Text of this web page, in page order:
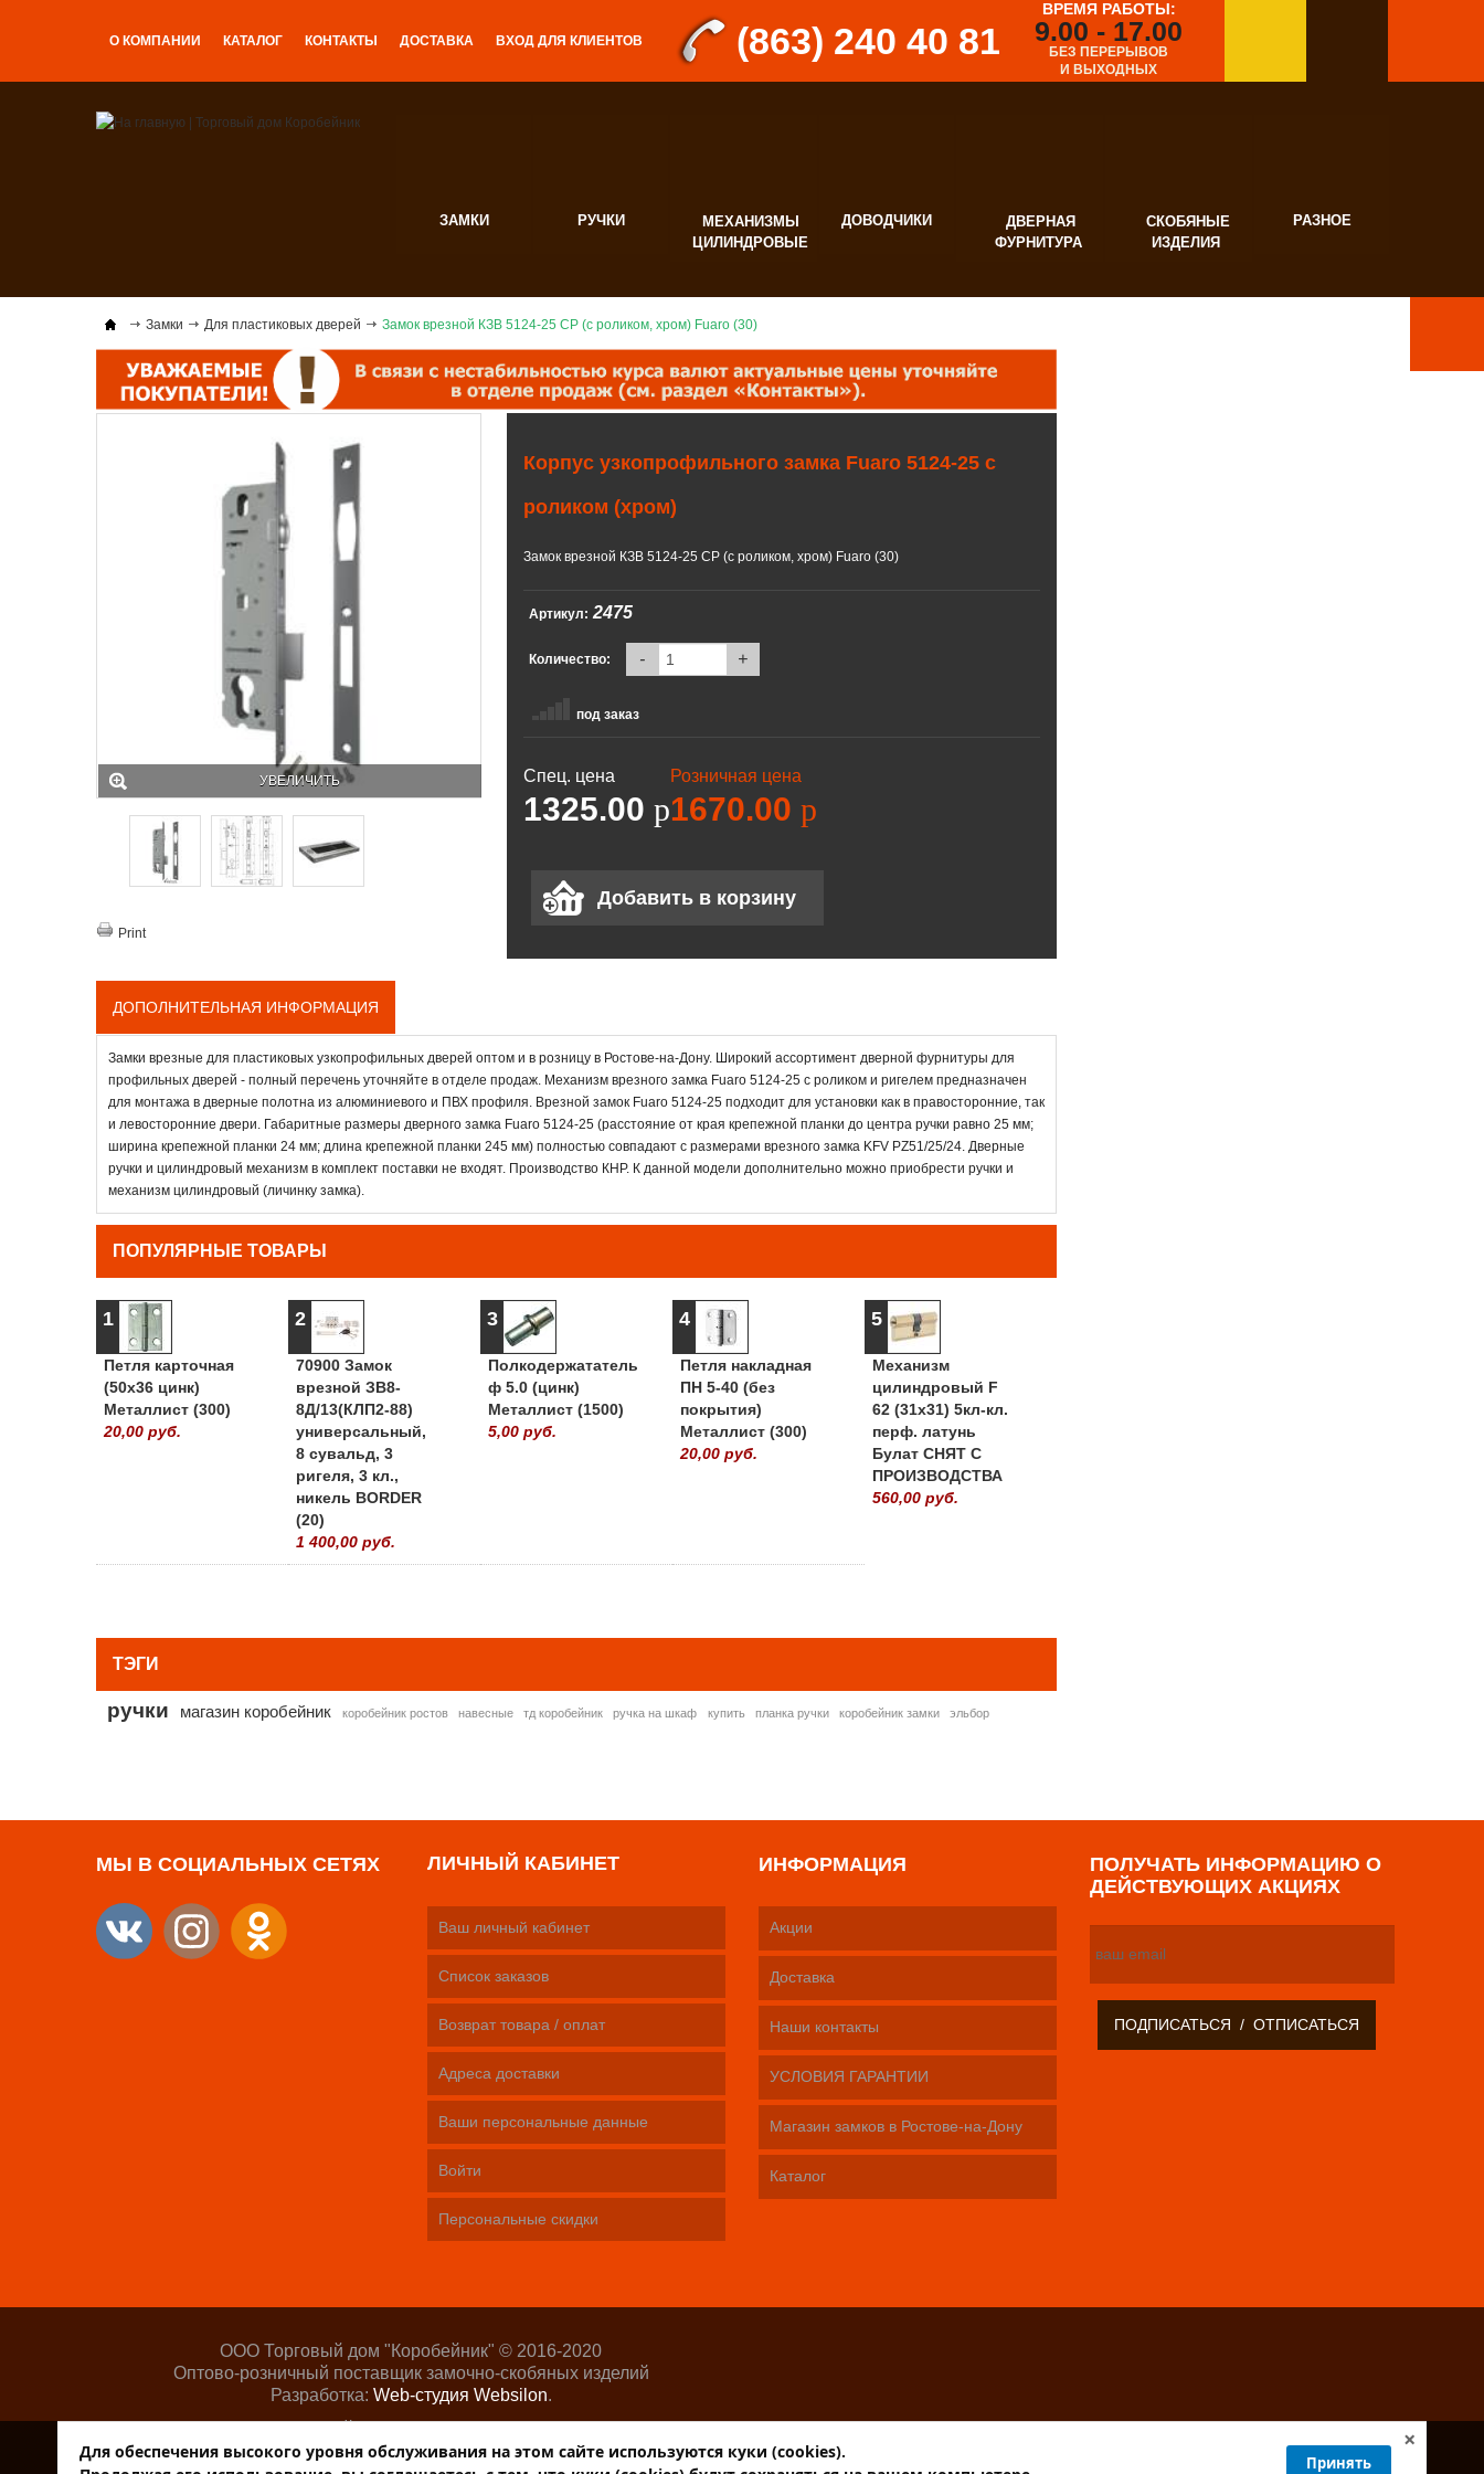
О КОМПАНИИ КАТАЛОГ КОНТАКТЫ ДОСТАВКА ВХОД ДЛЯ КЛИЕНТОВ
ЗАМКИ РУЧКИ
МЕХАНИЗМЫ
ЦИЛИНДРОВЫЕ
ДОВОДЧИКИ
ДВЕРНАЯ
ФУРНИТУРА
СКОБЯНЫЕ
ИЗДЕЛИЯ
РАЗНОЕ
(863) 240 40 81
ВРЕМЯ РАБОТЫ:
9.00 - 17.00
БЕЗ ПЕРЕРЫВОВ
И ВЫХОДНЫХ
Замки Для пластиковых дверей Замок врезной КЗВ 5124-25 CP (с роликом, хром) Fuaro (30)
УВЕЛИЧИТЬ
Print
Корпус узкопрофильного замка Fuaro 5124-25 с
роликом (хром)
Замок врезной КЗВ 5124-25 CP (с роликом, хром) Fuaro (30)
Артикул: 2475
Количество: - +
под заказ
Спец. цена
1325.00 p
Розничная цена
1670.00 p
ДОПОЛНИТЕЛЬНАЯ ИНФОРМАЦИЯ
Замки врезные для пластиковых узкопрофильных дверей оптом и в розницу в Ростове-на-Дону. Широкий ассортимент дверной фурнитуры для
профильных дверей - полный перечень уточняйте в отделе продаж. Механизм врезного замка Fuaro 5124-25 с роликом и ригелем предназначен
для монтажа в дверные полотна из алюминиевого и ПВХ профиля. Врезной замок Fuaro 5124-25 подходит для установки как в правосторонние, так
и левосторонние двери. Габаритные размеры дверного замка Fuaro 5124-25 (расстояние от края крепежной планки до центра ручки равно 25 мм;
ширина крепежной планки 24 мм; длина крепежной планки 245 мм) полностью совпадают с размерами врезного замка KFV PZ51/25/24. Дверные
ручки и цилиндровый механизм в комплект поставки не входят. Производство КНР. К данной модели дополнительно можно приобрести ручки и
механизм цилиндровый (личинку замка).
ПОПУЛЯРНЫЕ ТОВАРЫ
1
Петля карточная
(50х36 цинк)
Металлист (300)
20,00 руб.
2
70900 Замок
врезной ЗВ8-
8Д/13(КЛП2-88)
универсальный,
8 сувальд, 3
ригеля, 3 кл.,
никель BORDER
(20)
1 400,00 руб.
3
Полкодержататель
ф 5.0 (цинк)
Металлист (1500)
5,00 руб.
4
Петля накладная
ПН 5-40 (без
покрытия)
Металлист (300)
20,00 руб.
5
Механизм
цилиндровый F
62 (31х31) 5кл-кл.
перф. латунь
Булат СНЯТ С
ПРОИЗВОДСТВА
560,00 руб.
ТЭГИ
ручки магазин коробейник коробейник ростов навесные тд коробейник ручка на шкаф купить планка ручки коробейник замки эльбор
МЫ В СОЦИАЛЬНЫХ СЕТЯХ ЛИЧНЫЙ КАБИНЕТ
Ваш личный кабинет
Список заказов
Возврат товара / оплат
Адреса доставки
Ваши персональные данные
Войти
Персональные скидки
ИНФОРМАЦИЯ
Акции
Доставка
Наши контакты
УСЛОВИЯ ГАРАНТИИ
Магазин замков в Ростове-на-Дону
Каталог
ПОЛУЧАТЬ ИНФОРМАЦИЮ О
ДЕЙСТВУЮЩИХ АКЦИЯХ
ООО Торговый дом "Коробейник" © 2016-2020
Оптово-розничный поставщик замочно-скобяных изделий
Разработка: Web-студия Websilon.
Поддержка сайта —ООО «Центр-Интернет»
Торговый дом КОРОБЕЙНИК
×
Для обеспечения высокого уровня обслуживания на этом сайте используются куки (cookies).
Принять